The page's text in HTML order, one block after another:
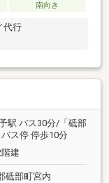
南向き
代行
駅 バス30分/「砥部
ス停 停歩10分
建
砥部町宮内